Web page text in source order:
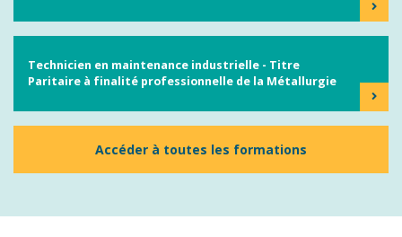
Technicien en maintenance industrielle - Titre
Paritaire à finalité professionnelle de la Métallurgie
Accéder à toutes les formations